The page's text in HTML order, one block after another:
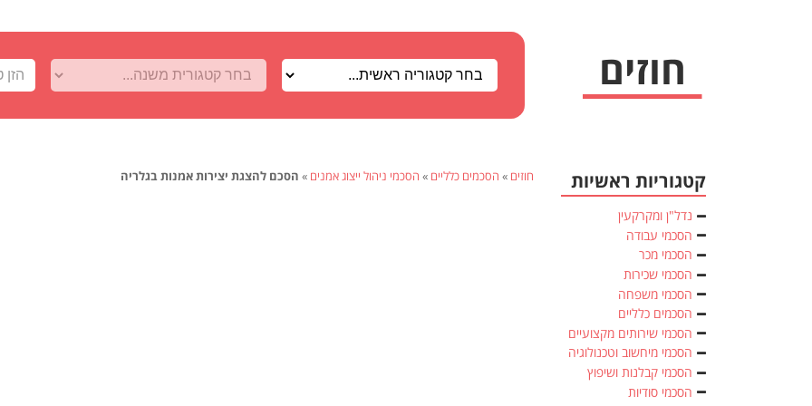
חוזים » הסכמים כלליים » הסכמי ניהול ייצוג אמנים » הסכם להצגת יצירות אמנות בגלריה קטגוריות ראשיות
נדל"ן ומקרקעין
הסכמי עבודה
הסכמי מכר
הסכמי שכירות
הסכמי משפחה
הסכמים כלליים
הסכמי שירותים מקצועיים
הסכמי מיחשוב וטכנולוגיה
הסכמי קבלנות ושיפוץ
הסכמי סודיות